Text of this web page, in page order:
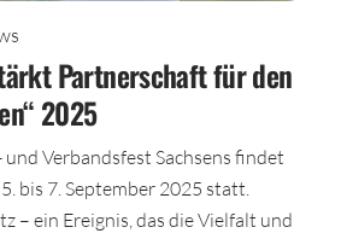
Partnerschaft für den
2025
Verbandsfest Sachsens findet
bis 7. September 2025 statt.
– ein Ereignis, das die Vielfalt und